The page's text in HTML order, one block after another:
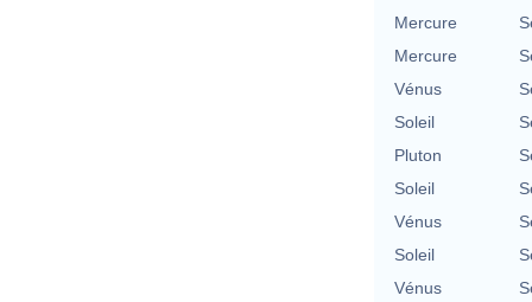
Mercure
Mercure
Vénus
Soleil
Pluton
Soleil
Vénus
Soleil
Vénus